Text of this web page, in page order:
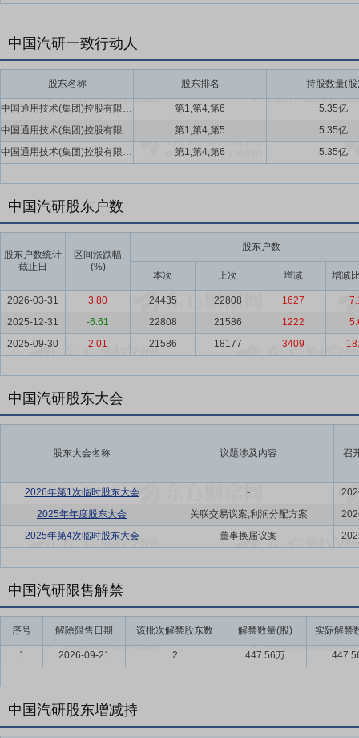
中国汽研一致行动人
股东名称 股东排名 持股数量(股
中国通用技术(集团)控股有限责任公司,中国机械进出口(集团)有限公司,中国技术进出口集团有限公司 第1,第4,第6
5.35亿
中国通用技术(集团)控股有限责任公司,中国机械进出口(集团)有限公司,中国技术进出口集团有限公司
第1,第4,第5
5.35亿
中国通用技术(集团)控股有限责任公司,中国机械进出口(集团)有限公司,中国技术进出口集团有限公司
第1,第4,第6 5.35亿
中国汽研股东户数
股东户数统计
截止日
区间涨跌幅
(%)
股东户数
本次 上次 增减 增减
2026-03-31 3.80 24435 22808 1627
2025-12-31
-6.61 22808 21586 1222
2025-09-30
2.01 21586 18177 3409
中国汽研股东大会
股东大会名称 议题涉及内容 召
2026年第1次临时股东大会 -
2025年年度股东大会
关联交易议案,利润分配方案
2025年第4次临时股东大会
董事换届议案
中国汽研限售解禁
序号 解除限售日期 该批次解禁股东数 解禁数量(股) 实际解禁
1 2026-09-21 2 447.56万
中国汽研股东增减持